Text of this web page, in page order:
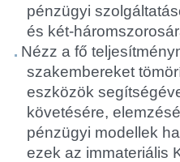
pénzügyi
és két-
Nézz a fő
szakembereket
eszközök
követésére,
pénzügyi modellek
ezek az immateriális